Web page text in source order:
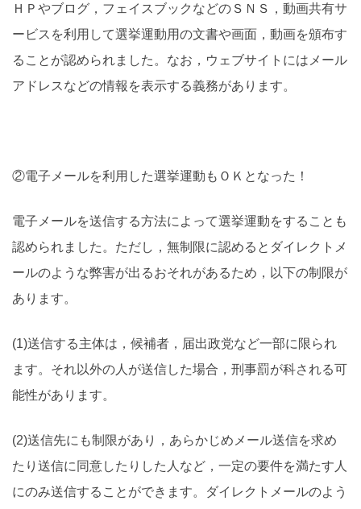
ＨＰやブログ，フェイスブックなどのＳＮＳ，動画共有サ
ービスを利用して選挙運動用の文書や画面，動画を頒布す
ることが認められました。なお，ウェブサイトにはメール
アドレスなどの情報を表示する義務があります。
②電子メールを利用した選挙運動もＯＫとなった！
電子メールを送信する方法によって選挙運動をすることも
認められました。ただし，無制限に認めるとダイレクトメ
ールのような弊害が出るおそれがあるため，以下の制限が
あります。
(1)送信する主体は，候補者，届出政党など一部に限られ
ます。それ以外の人が送信した場合，刑事罰が科される可
能性があります。
(2)送信先にも制限があり，あらかじめメール送信を求め
たり送信に同意したりした人など，一定の要件を満たす人
にのみ送信することができます。ダイレクトメールのよう